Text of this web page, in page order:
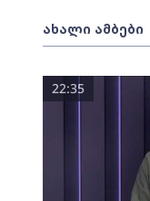
ახალი ამბები
22:35